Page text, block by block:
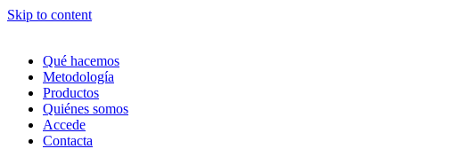
Skip to content
Qué hacemos
Metodología
Productos
Quiénes somos
Accede
Contacta